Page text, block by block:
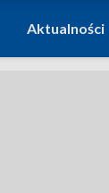
Aktualności